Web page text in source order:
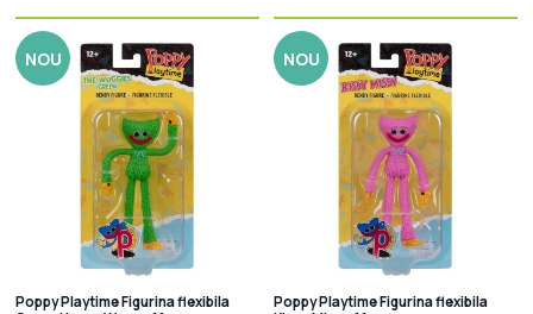
NOU
Poppy Playtime Figurina flexibila
NOU
Poppy Playtime Figurina flexibila